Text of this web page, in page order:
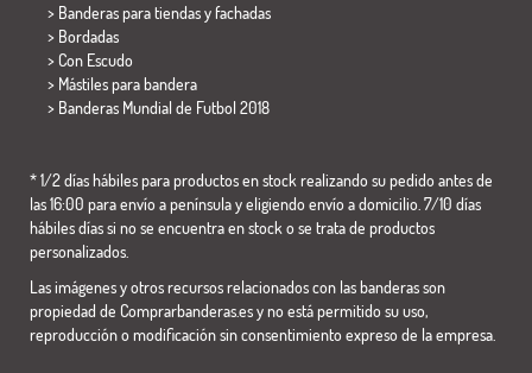
> Banderas para tiendas y fachadas
> Bordadas
> Con Escudo
> Mástiles para bandera
> Banderas Mundial de Futbol 2018
* 1/2 días hábiles para productos en stock realizando su pedido antes de
las 16:00 para envío a península y eligiendo envío a domicilio. 7/10 días
hábiles días si no se encuentra en stock o se trata de productos
personalizados.
Las imágenes y otros recursos relacionados con las banderas son
propiedad de Comprarbanderas.es y no está permitido su uso,
reproducción o modificación sin consentimiento expreso de la empresa.